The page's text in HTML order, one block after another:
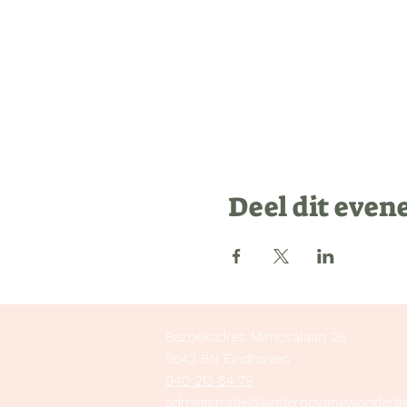
Deel dit
Bezoekadres Mimosalaan 28
5643 BN Eindhoven
040 213 84 79